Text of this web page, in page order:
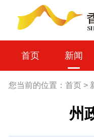
首页 新闻
您当前的位置： 首页 >
州